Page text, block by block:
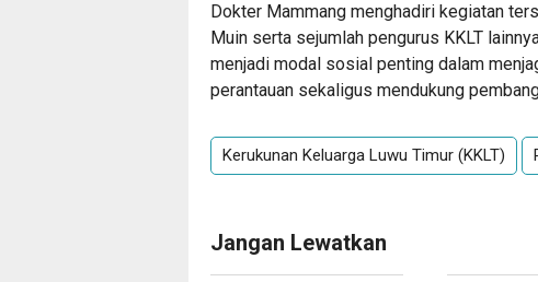
Dokter Mammang menghadiri kegiatan
Muin serta sejumlah pengurus KKLT
menjadi modal sosial penting dalam
perantauan sekaligus mendukung
Kerukunan Keluarga Luwu Timur (KKLT)
Jangan Lewatkan